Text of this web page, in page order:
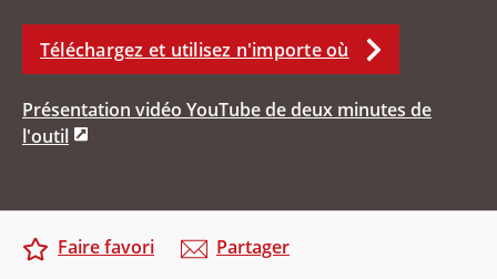
Téléchargez et utilisez n'importe où
Présentation vidéo YouTube de deux minutes de
l'outil
Faire favori Partager